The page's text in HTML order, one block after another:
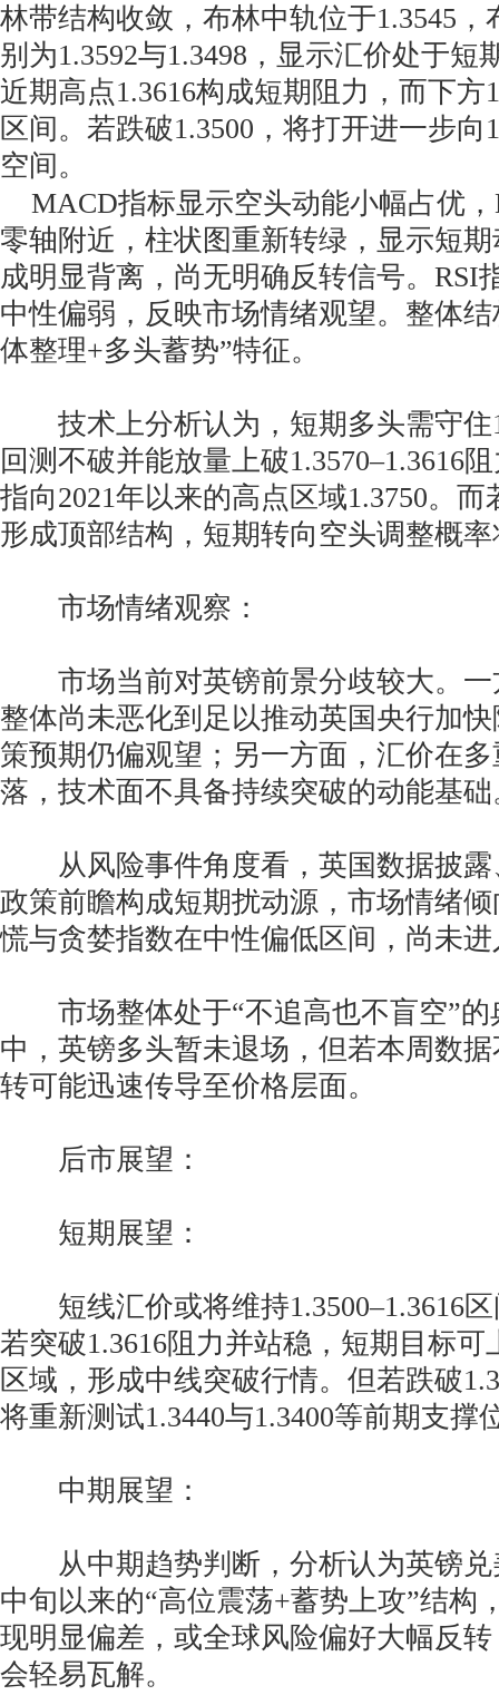
林带结构收敛，布林中轨位于1.3545
别为1.3592与1.3498，显示汇价处于短
近期高点1.3616构成短期阻力，而下方
区间。若跌破1.3500，将打开进一步向
空间。
MACD指标显示空头动能小幅占优
零轴附近，柱状图重新转绿，显示短
成明显背离，尚无明确反转信号。RSI
中性偏弱，反映市场情绪观望。整体
体整理+多头蓄势”特征。
技术上分析认为，短期多头需守住
回测不破并能放量上破1.3570–1.3616
指向2021年以来的高点区域1.3750。而
形成顶部结构，短期转向空头调整概
市场情绪观察：
市场当前对英镑前景分歧较大。一
整体尚未恶化到足以推动英国央行加
策预期仍偏观望；另一方面，汇价在
落，技术面不具备持续突破的动能基础
从风险事件角度看，英国数据披露
政策前瞻构成短期扰动源，市场情绪
慌与贪婪指数在中性偏低区间，尚未
市场整体处于“不追高也不盲空”的
中，英镑多头暂未退场，但若本周数
转可能迅速传导至价格层面。
后市展望：
短期展望：
短线汇价或将维持1.3500–1.3616区
若突破1.3616阻力并站稳，短期目标可
区域，形成中线突破行情。但若跌破
将重新测试1.3440与1.3400等前期支撑
中期展望：
从中期趋势判断，分析认为英镑兑
中旬以来的“高位震荡+蓄势上攻”结构
现明显偏差，或全球风险偏好大幅反
会轻易瓦解。